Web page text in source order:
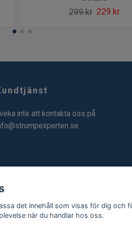
299 kr 229 kr
inte att kontakta oss på
det innehåll som visas för dig och
när du handlar hos oss.